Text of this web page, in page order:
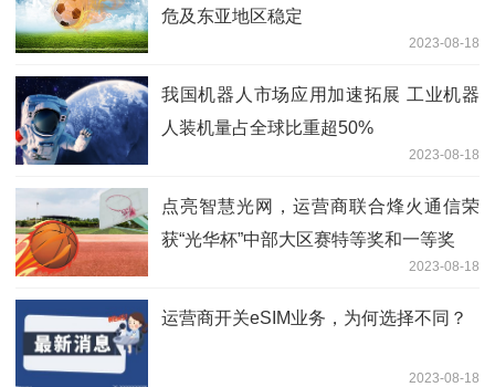
危及东亚地区稳定
2023-08-18
我国机器人市场应用加速拓展 工业机器
人装机量占全球比重超50%
2023-08-18
点亮智慧光网，运营商联合烽火通信荣
获“光华杯”中部大区赛特等奖和一等奖
2023-08-18
运营商开关eSIM业务，为何选择不同？
2023-08-18